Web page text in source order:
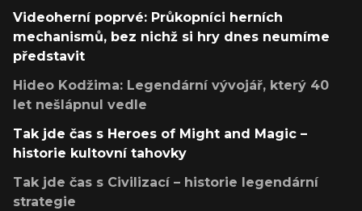
Videoherní poprvé: Průkopníci herních
mechanismů, bez nichž si hry dnes neumíme
představit
Hideo Kodžima: Legendární vývojář, který 40
let nešlápnul vedle
Tak jde čas s Heroes of Might and Magic –
historie kultovní tahovky
Tak jde čas s Civilizací – historie legendární
strategie